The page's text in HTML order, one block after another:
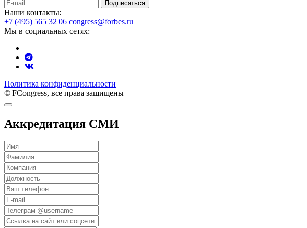
Подписаться
Наши контакты:
+7 (495) 565 32 06 congress@forbes.ru
Мы в социальных сетях:
Политика конфиденциальности
© FCongress, все права защищены
Аккредитация СМИ